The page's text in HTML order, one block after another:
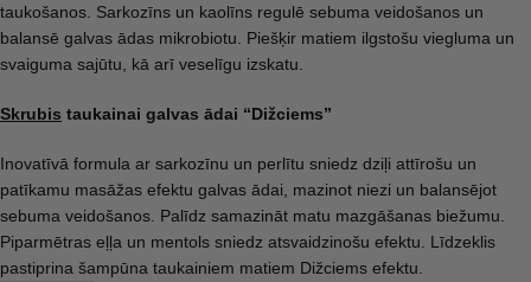
taukošanos. Sarkozīns un kaolīns regulē sebuma veidošanos un
balansē galvas ādas mikrobiotu. Piešķir matiem ilgstošu viegluma un
svaiguma sajūtu, kā arī veselīgu izskatu.
Skrubis taukainai galvas ādai “Dižciems”
Inovatīvā formula ar sarkozīnu un perlītu sniedz dziļi attīrošu un
patīkamu masāžas efektu galvas ādai, mazinot niezi un balansējot
sebuma veidošanos. Palīdz samazināt matu mazgāšanas biežumu.
Piparmētras eļļa un mentols sniedz atsvaidzinošu efektu. Līdzeklis
pastiprina šampūna taukainiem matiem Dižciems efektu.